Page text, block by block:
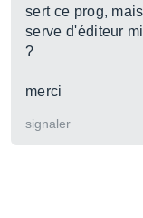
sert ce prog,
serve d'éditeur
?
merci
signaler